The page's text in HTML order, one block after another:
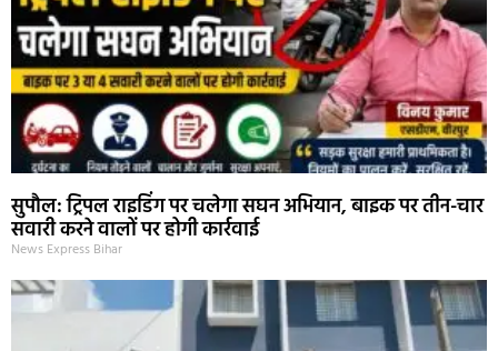
सुपौल: ट्रिपल राइडिंग पर चलेगा सघन अभियान, बाइक पर तीन-चार
सवारी करने वालों पर होगी कार्रवाई
News Express Bihar